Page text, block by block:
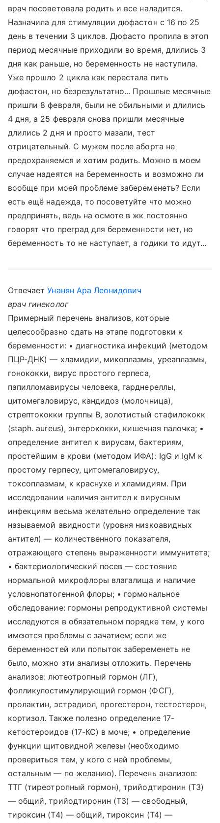
врач посоветовала родить и все наладится.
Назначила для стимуляции дюфастон с 16 по 25
день в течении 3 циклов. Дюфасто пропила в этоп
период месячные приходили во время, длились 3
дня как раньше, но беременность не наступила.
Уже прошло 2 цикла как перестала пить
дюфастон, но безрезультатно... Прошлые месячные
пришли 8 февраля, были не обильными и длились
4 дня, а 25 февраля снова пришли месячные
длились 2 дня и просто мазали, тест
отрицательный. С мужем после аборта не
предохраняемся и хотим родить. Можно в моем
случае надеятся на беременность и возможно ли
вообще при моей проблеме забеременеть? Если
есть ещё надежда, то посоветуйте что можно
предпринять, ведь на осмоте в жк постоянно
говорят что преград для беременности нет, но
беременность то не наступает, а годики то идут...
ОтвечаетУнанян Ара Леонидович
врач гинеколог
Примерный перечень анализов, которые
целесообразно сдать на этапе подготовки к
беременности: • диагностика инфекций (методом
ПЦР-ДНК) — хламидии, микоплазмы, уреаплазмы,
гонококки, вирус простого герпеса,
папилломавирусы человека, гарднереллы,
цитомегаловирус, кандидоз (молочница),
стрептококки группы В, золотистый стафилококк
(staph. aureus), энтерококки, кишечная палочка; •
определение антител к вирусам, бактериям,
простейшим в крови (методом ИФА): IgG и IgM к
простому герпесу, цитомегаловирусу,
токсоплазмам, к краснухе и хламидиям. При
исследовании наличия антител к вирусным
инфекциям весьма желательно определение так
называемой авидности (уровня низкоавидных
антител) — количественного показателя,
отражающего степень выраженности иммунитета;
• бактериологический посев — состояние
нормальной микрофлоры влагалища и наличие
условнопатогенной флоры; • гормональное
обследование: гормоны репродуктивной системы
исследуются в обязательном порядке тем, у кого
имеются проблемы с зачатием; если же
беременностей или попыток забеременеть не
было, можно эти анализы отложить. Перечень
анализов: лютеотропный гормон (ЛГ),
фолликулостимулирующий гормон (ФСГ),
пролактин, эстрадиол, прогестерон, тестостерон,
кортизол. Также полезно определение 17-
кетостероидов (17-КС) в моче; • определение
функции щитовидной железы (необходимо
провериться тем, у кого с ней проблемы,
остальным — по желанию). Перечень анализов:
ТТГ (тиреотропный гормон), трийодтиронин (Т3)
— общий, трийодтиронин (Т3) — свободный,
тироксин (Т4) — общий, тироксин (Т4) —